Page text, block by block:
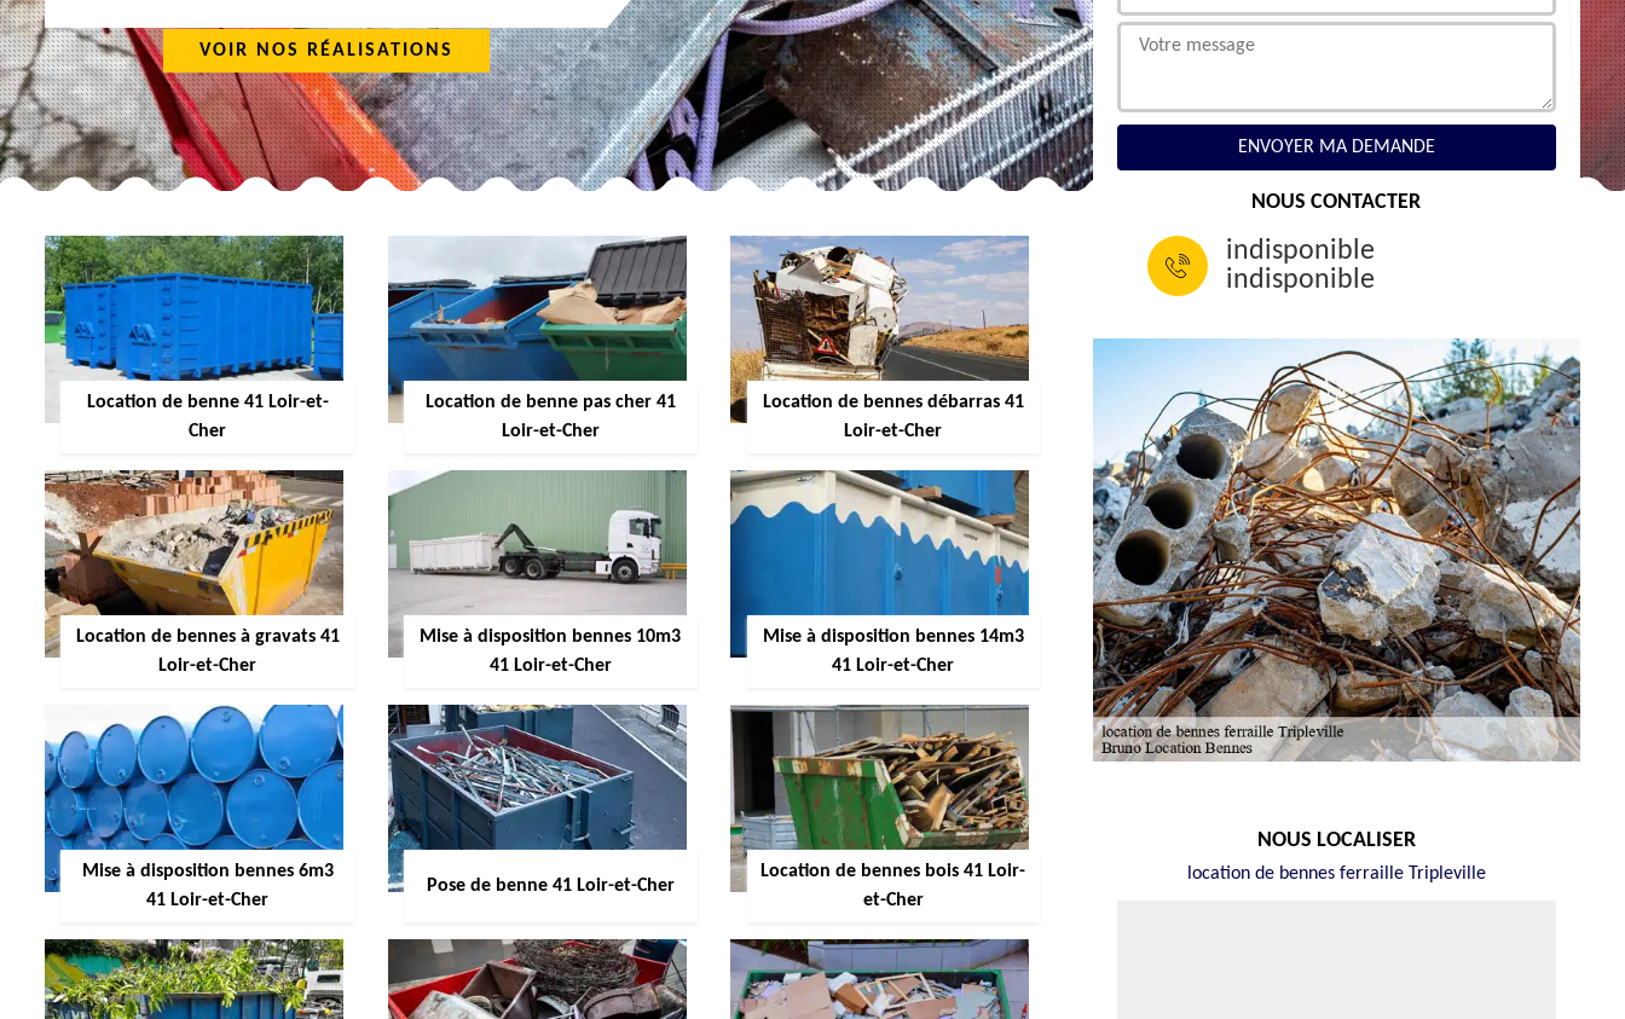
VOIR NOS RÉALISATIONS
Location de benne 41 Loir-et-
Cher
Location de benne pas cher 41
Loir-et-Cher
Location de bennes débarras 41
Loir-et-Cher
Location de bennes à gravats 41
Loir-et-Cher
Mise à disposition bennes 10m3
41 Loir-et-Cher
Mise à disposition bennes 14m3
41 Loir-et-Cher
Mise à disposition bennes 6m3
41 Loir-et-Cher
Pose de benne 41 Loir-et-Cher
Location de bennes bois 41 Loir-
et-Cher
NOUS CONTACTER
indisponible
indisponible
NOUS LOCALISER
location de bennes ferraille Tripleville